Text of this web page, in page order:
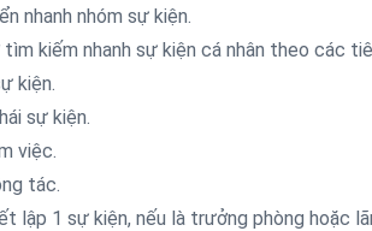
nhanh nhóm sự kiện.
kiếm nhanh sự kiện cá nhân theo các
kiện.
sự kiện.
việc.
tác.
lập 1 sự kiện, nếu là trưởng phòng hoặc